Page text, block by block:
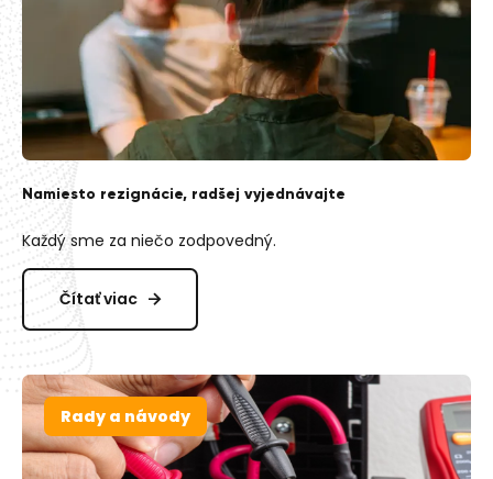
Namiesto rezignácie, radšej vyjednávajte
Každý sme za niečo zodpovedný.
Čítať viac
Rady a návody